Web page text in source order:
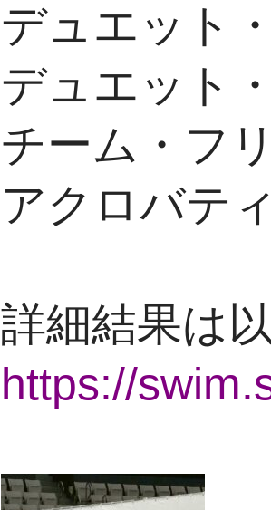
デュエット
デュエット
チーム・フ
アクロバテ
詳細結果は
https://